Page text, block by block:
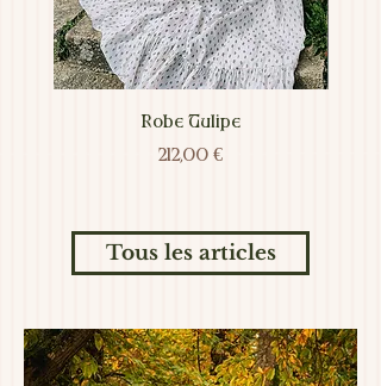
Robe Tulipe
Prix
212,00 €
Tous les articles